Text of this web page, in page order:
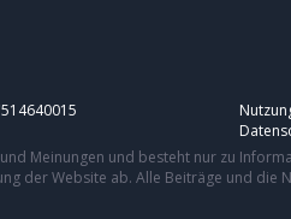
Meinungen und besteht nur zu
der Website ab. Alle Beiträge und